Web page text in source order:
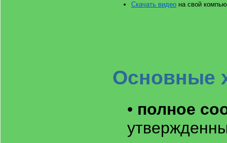
Скачать видео на свой
Основные
• полное